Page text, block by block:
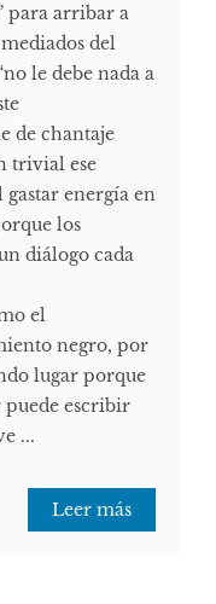
para arribar a
del
le debe nada a
de chantaje
trivial ese
energía en
los
diálogo cada
el
negro, por
lugar porque
puede escribir
...
Leer más